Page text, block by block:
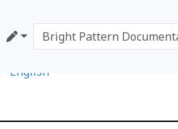
English